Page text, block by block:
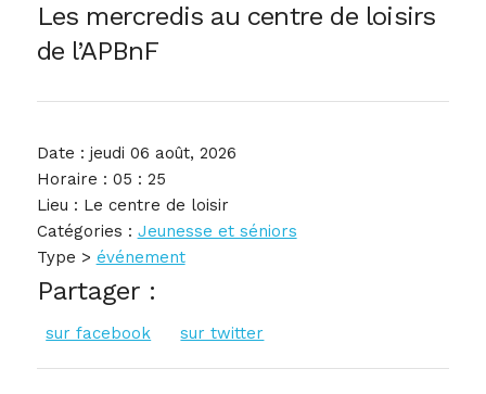
Les mercredis au centre de loisirs
de l’APBnF
Date : jeudi 06 août, 2026
Horaire : 05 : 25
Lieu : Le centre de loisir
Catégories : Jeunesse et séniors
Type > événement
Partager :
sur facebook sur twitter